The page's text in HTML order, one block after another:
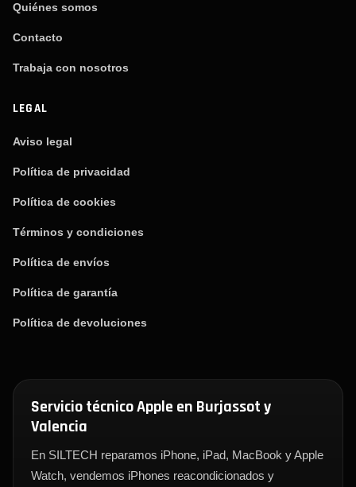
Quiénes somos
Contacto
Trabaja con nosotros
LEGAL
Aviso legal
Política de privacidad
Política de cookies
Términos y condiciones
Política de envíos
Política de garantía
Política de devoluciones
Servicio técnico Apple en Burjassot y
Valencia
En SILTECH reparamos iPhone, iPad, MacBook y Apple
Watch, vendemos iPhones reacondicionados y